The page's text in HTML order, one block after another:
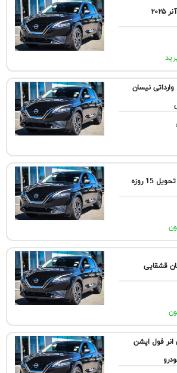
نیسان
15 روزه
قشقایی
انر فول اپشن